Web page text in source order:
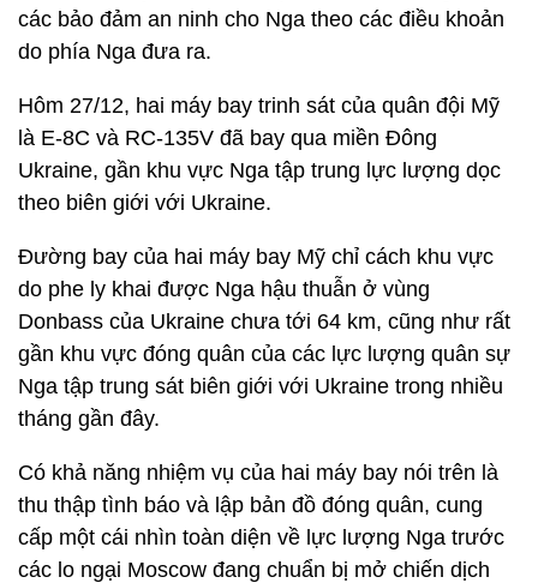
các bảo đảm an ninh cho Nga theo các điều khoản
do phía Nga đưa ra.
Hôm 27/12, hai máy bay trinh sát của quân đội Mỹ
là E-8C và RC-135V đã bay qua miền Đông
Ukraine, gần khu vực Nga tập trung lực lượng dọc
theo biên giới với Ukraine.
Đường bay của hai máy bay Mỹ chỉ cách khu vực
do phe ly khai được Nga hậu thuẫn ở vùng
Donbass của Ukraine chưa tới 64 km, cũng như rất
gần khu vực đóng quân của các lực lượng quân sự
Nga tập trung sát biên giới với Ukraine trong nhiều
tháng gần đây.
Có khả năng nhiệm vụ của hai máy bay nói trên là
thu thập tình báo và lập bản đồ đóng quân, cung
cấp một cái nhìn toàn diện về lực lượng Nga trước
các lo ngại Moscow đang chuẩn bị mở chiến dịch